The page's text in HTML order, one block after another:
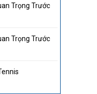
Trọng Trước
Trọng Trước